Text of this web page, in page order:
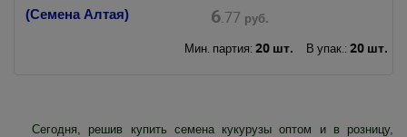
6.77 руб.
Мин. партия: 20 шт. В упак.: 20 шт.
Сегодня, решив купить семена кукурузы оптом и в розницу,